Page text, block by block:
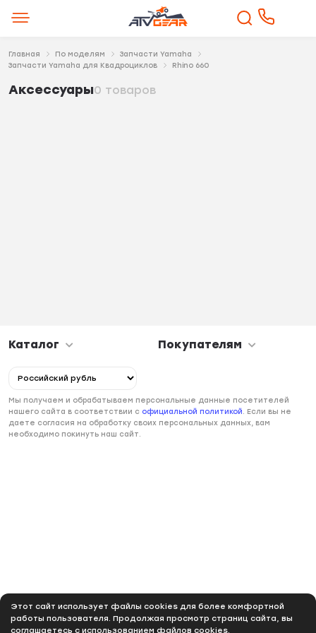
Этот сайт использует файлы cookies для более комфортной
работы пользователя. Продолжая просмотр страниц сайта, вы
соглашаетесь с использованием файлов cookies.
Главная По моделям
Запчасти Yamaha
Запчасти Yamaha для Квадроциклов
Rhino 660
Аксессуары0 товаров
Каталог Покупателям
Мы получаем и обрабатываем персональные данные посетителей
нашего сайта в соответствии с официальной политикой. Если вы не
даете согласия на обработку своих персональных данных, вам
необходимо покинуть наш сайт.